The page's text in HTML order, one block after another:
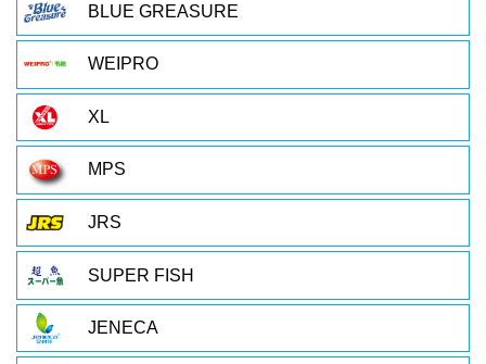
BLUE GREASURE
WEIPRO
XL
MPS
JRS
SUPER FISH
JENECA